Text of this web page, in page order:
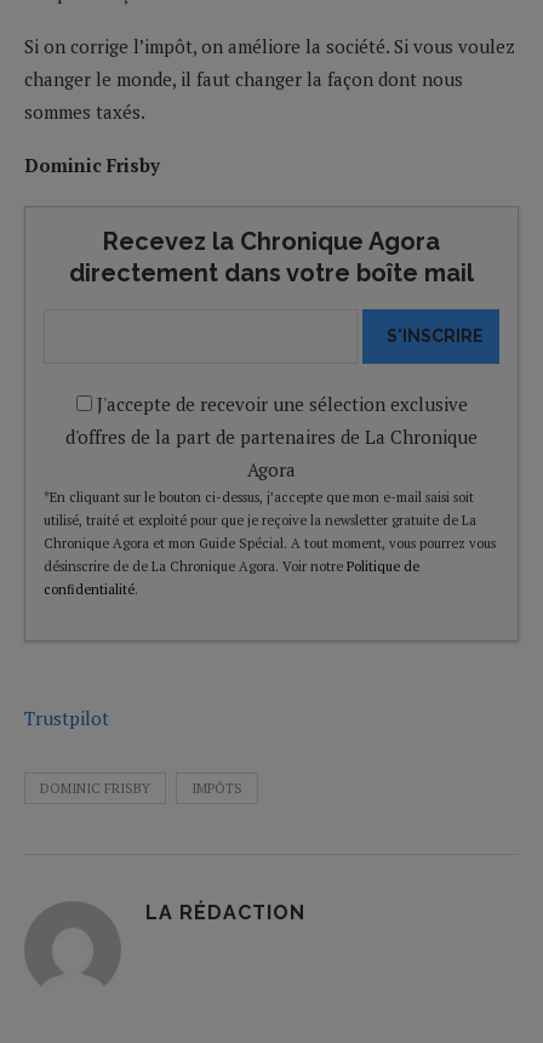
Si on corrige l’impôt, on améliore la société. Si vous voulez
changer le monde, il faut changer la façon dont nous
sommes taxés.
Dominic Frisby
Recevez la Chronique Agora
directement dans votre boîte mail
S'INSCRIRE
J'accepte de recevoir une sélection exclusive
d'offres de la part de partenaires de La Chronique
Agora
*En cliquant sur le bouton ci-dessus, j’accepte que mon e-mail saisi soit
utilisé, traité et exploité pour que je reçoive la newsletter gratuite de La
Chronique Agora et mon Guide Spécial. A tout moment, vous pourrez vous
désinscrire de de La Chronique Agora. Voir notre Politique de
confidentialité.
Trustpilot
DOMINIC FRISBY IMPÔTS
LA RÉDACTION